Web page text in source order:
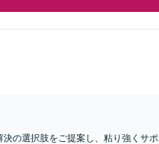
の選択肢をご提案し、粘り強くサポ